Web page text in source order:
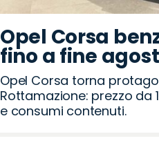
Opel Corsa
fino a fine
Opel Corsa torna
Rottamazione: prezzo da
e consumi contenuti.